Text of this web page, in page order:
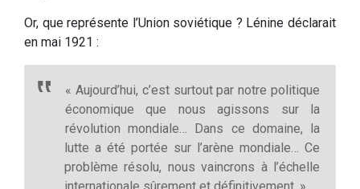
Or, que représente l’Union soviétique ? Lénine déclarait
en mai 1921 :
« Aujourd’hui, c’est surtout par notre politique
économique que nous agissons sur la
révolution mondiale… Dans ce domaine, la
lutte a été portée sur l’arène mondiale… Ce
problème résolu, nous vaincrons à l’échelle